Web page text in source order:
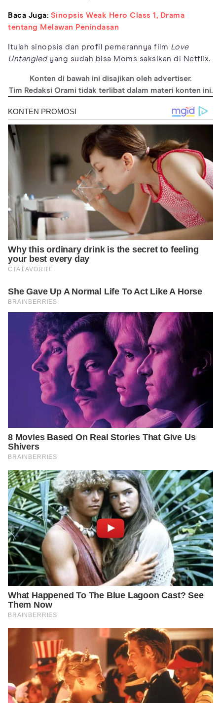
Baca Juga: Sinopsis Weak Hero Class 1, Drama
tentang Melawan Penindasan
Itulah sinopsis dan profil pemerannya film Love
Untangledyang sudah bisa Moms saksikan di Netflix.
Konten di bawah ini disajikan oleh advertiser.
Tim Redaksi Orami tidak terlibat dalam materi konten ini.